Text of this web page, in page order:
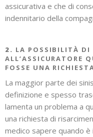
assicurativa e che di
indennitario della
2. LA POSSIBILITÀ DI
ALL’ASSICURATORE
FOSSE UNA
La maggior parte dei
definizione e spesso
lamenta un problema a
una richiesta di
medico sapere quando